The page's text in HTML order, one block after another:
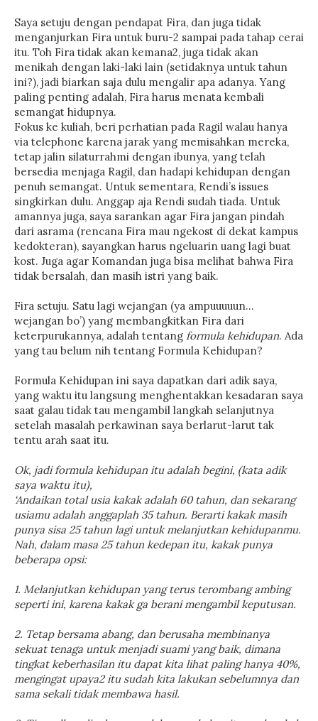
Saya setuju dengan pendapat Fira, dan juga tidak
menganjurkan Fira untuk buru-2 sampai pada tahap cerai
itu. Toh Fira tidak akan kemana2, juga tidak akan
menikah dengan laki-laki lain (setidaknya untuk tahun
ini?), jadi biarkan saja dulu mengalir apa adanya. Yang
paling penting adalah, Fira harus menata kembali
semangat hidupnya.
Fokus ke kuliah, beri perhatian pada Ragil walau hanya
via telephone karena jarak yang memisahkan mereka,
tetap jalin silaturrahmi dengan ibunya, yang telah
bersedia menjaga Ragil, dan hadapi kehidupan dengan
penuh semangat. Untuk sementara, Rendi’s issues
singkirkan dulu. Anggap aja Rendi sudah tiada. Untuk
amannya juga, saya sarankan agar Fira jangan pindah
dari asrama (rencana Fira mau ngekost di dekat kampus
kedokteran), sayangkan harus ngeluarin uang lagi buat
kost. Juga agar Komandan juga bisa melihat bahwa Fira
tidak bersalah, dan masih istri yang baik.
Fira setuju. Satu lagi wejangan (ya ampuuuuun…
wejangan bo’) yang membangkitkan Fira dari
keterpurukannya, adalah tentang formula kehidupan. Ada
yang tau belum nih tentang Formula Kehidupan?
Formula Kehidupan ini saya dapatkan dari adik saya,
yang waktu itu langsung menghentakkan kesadaran saya
saat galau tidak tau mengambil langkah selanjutnya
setelah masalah perkawinan saya berlarut-larut tak
tentu arah saat itu.
Ok, jadi formula kehidupan itu adalah begini, (kata adik
saya waktu itu),
‘Andaikan total usia kakak adalah 60 tahun, dan sekarang
usiamu adalah anggaplah 35 tahun. Berarti kakak masih
punya sisa 25 tahun lagi untuk melanjutkan kehidupanmu.
Nah, dalam masa 25 tahun kedepan itu, kakak punya
beberapa opsi:
1. Melanjutkan kehidupan yang terus terombang ambing
seperti ini, karena kakak ga berani mengambil keputusan.
2. Tetap bersama abang, dan berusaha membinanya
sekuat tenaga untuk menjadi suami yang baik, dimana
tingkat keberhasilan itu dapat kita lihat paling hanya 40%,
mengingat upaya2 itu sudah kita lakukan sebelumnya dan
sama sekali tidak membawa hasil.